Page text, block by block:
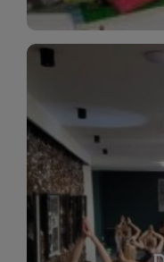
kącik do
rozbudzać
Zapraszamy do